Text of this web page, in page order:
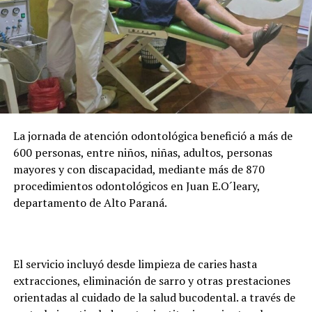
para conservar la beca.
Abente destacó que Itaipu destina alrededor de USD 26
millones anuales al programa y actualmente acompaña
la formación de casi 24.000 becarios activos. Además,
adelantó que la entidad trabaja en una plataforma
digital para facilitar la presentación de documentos y
Asunción o Ciudad del Este para realizar los trámites.
La jornada de atención odontológica benefició a más de
600 personas, entre niños, niñas, adultos, personas
mayores y con discapacidad, mediante más de 870
procedimientos odontológicos en Juan E.O´leary,
departamento de Alto Paraná.
El servicio incluyó desde limpieza de caries hasta
extracciones, eliminación de sarro y otras prestaciones
orientadas al cuidado de la salud bucodental. a través de